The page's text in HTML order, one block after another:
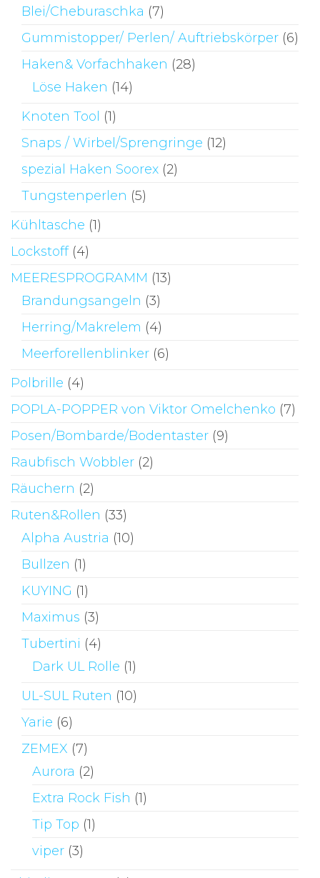
Blei/Cheburaschka (7)
Gummistopper/ Perlen/ Auftriebskörper (6)
Haken& Vorfachhaken (28)
Löse Haken (14)
Knoten Tool (1)
Snaps / Wirbel/Sprengringe (12)
spezial Haken Soorex (2)
Tungstenperlen (5)
Kühltasche (1)
Lockstoff (4)
MEERESPROGRAMM (13)
Brandungsangeln (3)
Herring/Makrelem (4)
Meerforellenblinker (6)
Polbrille (4)
POPLA-POPPER von Viktor Omelchenko (7)
Posen/Bombarde/Bodentaster (9)
Raubfisch Wobbler (2)
Räuchern (2)
Ruten&Rollen (33)
Alpha Austria (10)
Bullzen (1)
KUYING (1)
Maximus (3)
Tubertini (4)
Dark UL Rolle (1)
UL-SUL Ruten (10)
Yarie (6)
ZEMEX (7)
Aurora (2)
Extra Rock Fish (1)
Tip Top (1)
viper (3)